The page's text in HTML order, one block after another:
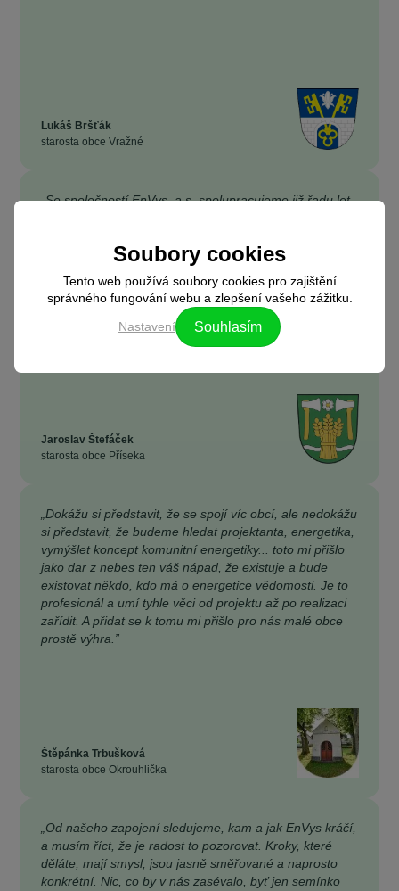
Lukáš Bršťák
starosta obce Vražné
„Se společností EnVys, a.s. spolupracujeme již řadu let.
dodávky energií, abychom za ně zbytečně nepřepláceli.
managementu společnosti jsme se rozhodli zapojit také
do jejich projektu - Komunitní energetika EnVys.”
Jaroslav Štefáček
starosta obce Příseka
„Dokážu si představit, že se spojí víc obcí, ale nedokážu
si představit, že budeme hledat projektanta, energetika,
vymýšlet koncept komunitní energetiky... toto mi přišlo
jako dar z nebes ten váš nápad, že existuje a bude
existovat někdo, kdo má o energetice vědomosti. Je to
profesionál a umí tyhle věci od projektu až po realizaci
zařídit. A přidat se k tomu mi přišlo pro nás malé obce
prostě výhra.”
Štěpánka Trbušková
starosta obce Okrouhlička
„Od našeho zapojení sledujeme, kam a jak EnVys kráčí,
a musím říct, že je radost to pozorovat. Kroky, které
děláte, mají smysl, jsou jasně směřované a naprosto
konkrétní. Nic, co by v nás zasévalo, byť jen semínko
Soubory cookies
Tento web používá soubory cookies pro zajištění
správného fungování webu a zlepšení vašeho zážitku.
Nastavení Souhlasím